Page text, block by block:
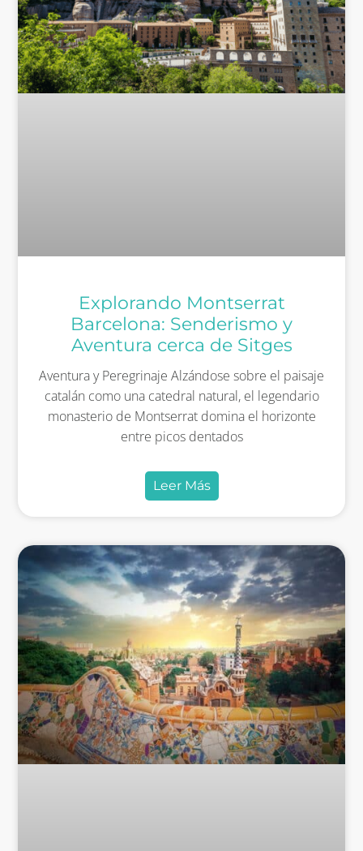
Explorando Montserrat
Barcelona: Senderismo y
Aventura cerca de Sitges
Aventura y Peregrinaje Alzándose sobre el paisaje
catalán como una catedral natural, el legendario
monasterio de Montserrat domina el horizonte
entre picos dentados
Leer Más